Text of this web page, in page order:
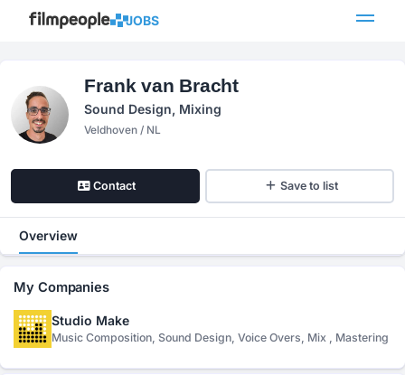
JOBS
Frank van Bracht
Sound Design, Mixing
Veldhoven / NL
Contact Save to list
Overview
My Companies
Studio Make
Music Composition, Sound Design, Voice Overs, Mix , Mastering